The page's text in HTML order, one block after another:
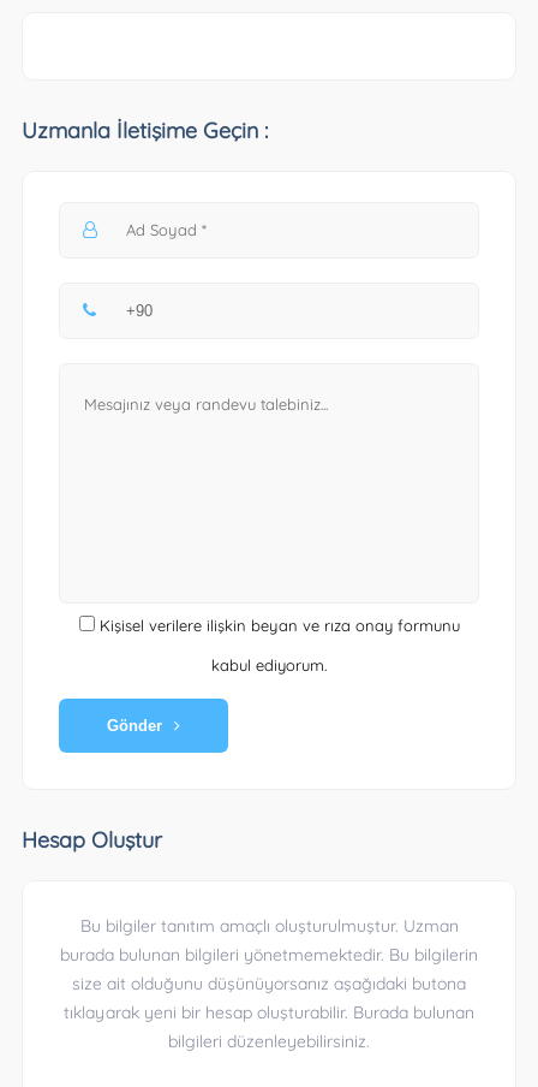
Uzmanla İletişime Geçin :
Kişisel verilere ilişkin beyan ve rıza onay formunu
kabul ediyorum.
Gönder
Hesap Oluştur
Bu bilgiler tanıtım amaçlı oluşturulmuştur. Uzman
burada bulunan bilgileri yönetmemektedir. Bu bilgilerin
size ait olduğunu düşünüyorsanız aşağıdaki butona
tıklayarak yeni bir hesap oluşturabilir. Burada bulunan
bilgileri düzenleyebilirsiniz.